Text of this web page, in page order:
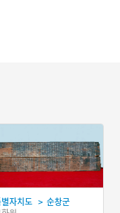
자치도 > 순창군